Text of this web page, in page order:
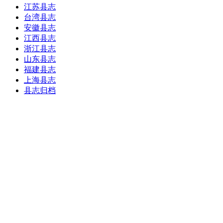
江苏县志
台湾县志
安徽县志
江西县志
浙江县志
山东县志
福建县志
上海县志
县志归档